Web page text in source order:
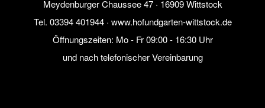
Meydenburger Chaussee 47 · 16909 Wittstock
Tel. 03394 401944· www.hofundgarten-wittstock.de
Öffnungszeiten: Mo - Fr 09:00 - 16:30 Uhr
und nach telefonischer Vereinbarung